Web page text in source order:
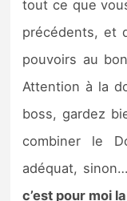
tout ce que
précédents, et
pouvoirs au
Attention à la
boss, gardez
combiner le
adéquat,
c’est pour moi